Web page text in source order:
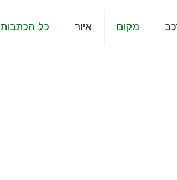
מקום איור כל הכתבות